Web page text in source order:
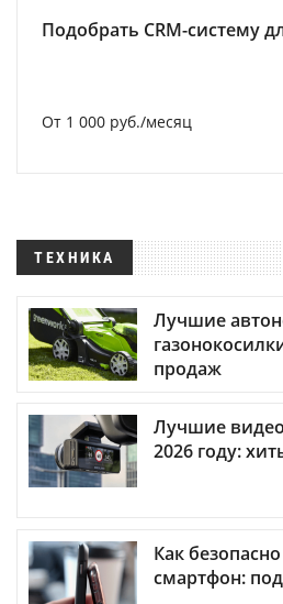
Подобрать CRM-систему
От 1 000 руб./месяц
ТЕХНИКА
Лучшие
продаж
Лучшие
2026 году:
Как
смартфон: